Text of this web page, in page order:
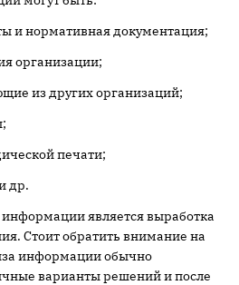
и нормативная документация;
организации;
из других организаций;
печати;
др.
является выработка
Стоит обратить внимание на
информации обычно
варианты решений и после